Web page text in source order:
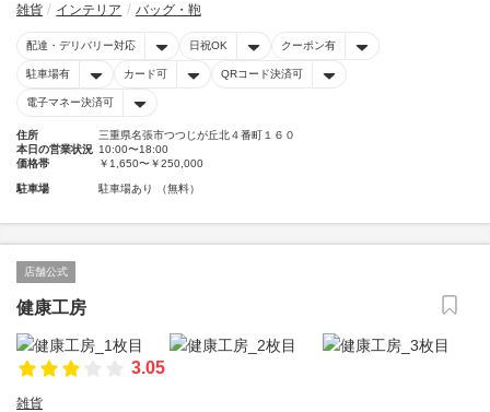
雑貨 インテリア バッグ・鞄
配達・デリバリー対応 日祝OK クーポン有
駐車場有 カード可 QRコード決済可
電子マネー決済可
住所
三重県名張市つつじが丘北４番町１６０
本日の営業状況 10:00〜18:00
価格帯
￥1,650〜￥250,000
駐車場 駐車場あり （無料）
店舗公式
健康工房
3.05
雑貨